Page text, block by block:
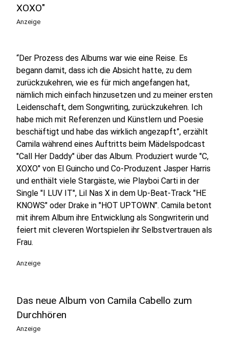
XOXO"
Anzeige
“Der Prozess des Albums war wie eine Reise. Es
begann damit, dass ich die Absicht hatte, zu dem
zurückzukehren, wie es für mich angefangen hat,
nämlich mich einfach hinzusetzen und zu meiner ersten
Leidenschaft, dem Songwriting, zurückzukehren. Ich
habe mich mit Referenzen und Künstlern und Poesie
beschäftigt und habe das wirklich angezapft”, erzählt
Camila während eines Auftritts beim Mädelspodcast
"Call Her Daddy" über das Album. Produziert wurde "C,
XOXO" von El Guincho und Co-Produzent Jasper Harris
und enthält viele Stargäste, wie Playboi Carti in der
Single "I LUV IT", Lil Nas X in dem Up-Beat-Track "HE
KNOWS" oder Drake in "HOT UPTOWN". Camila betont
mit ihrem Album ihre Entwicklung als Songwriterin und
feiert mit cleveren Wortspielen ihr Selbstvertrauen als
Frau.
Anzeige
Das neue Album von Camila Cabello zum
Durchhören
Anzeige